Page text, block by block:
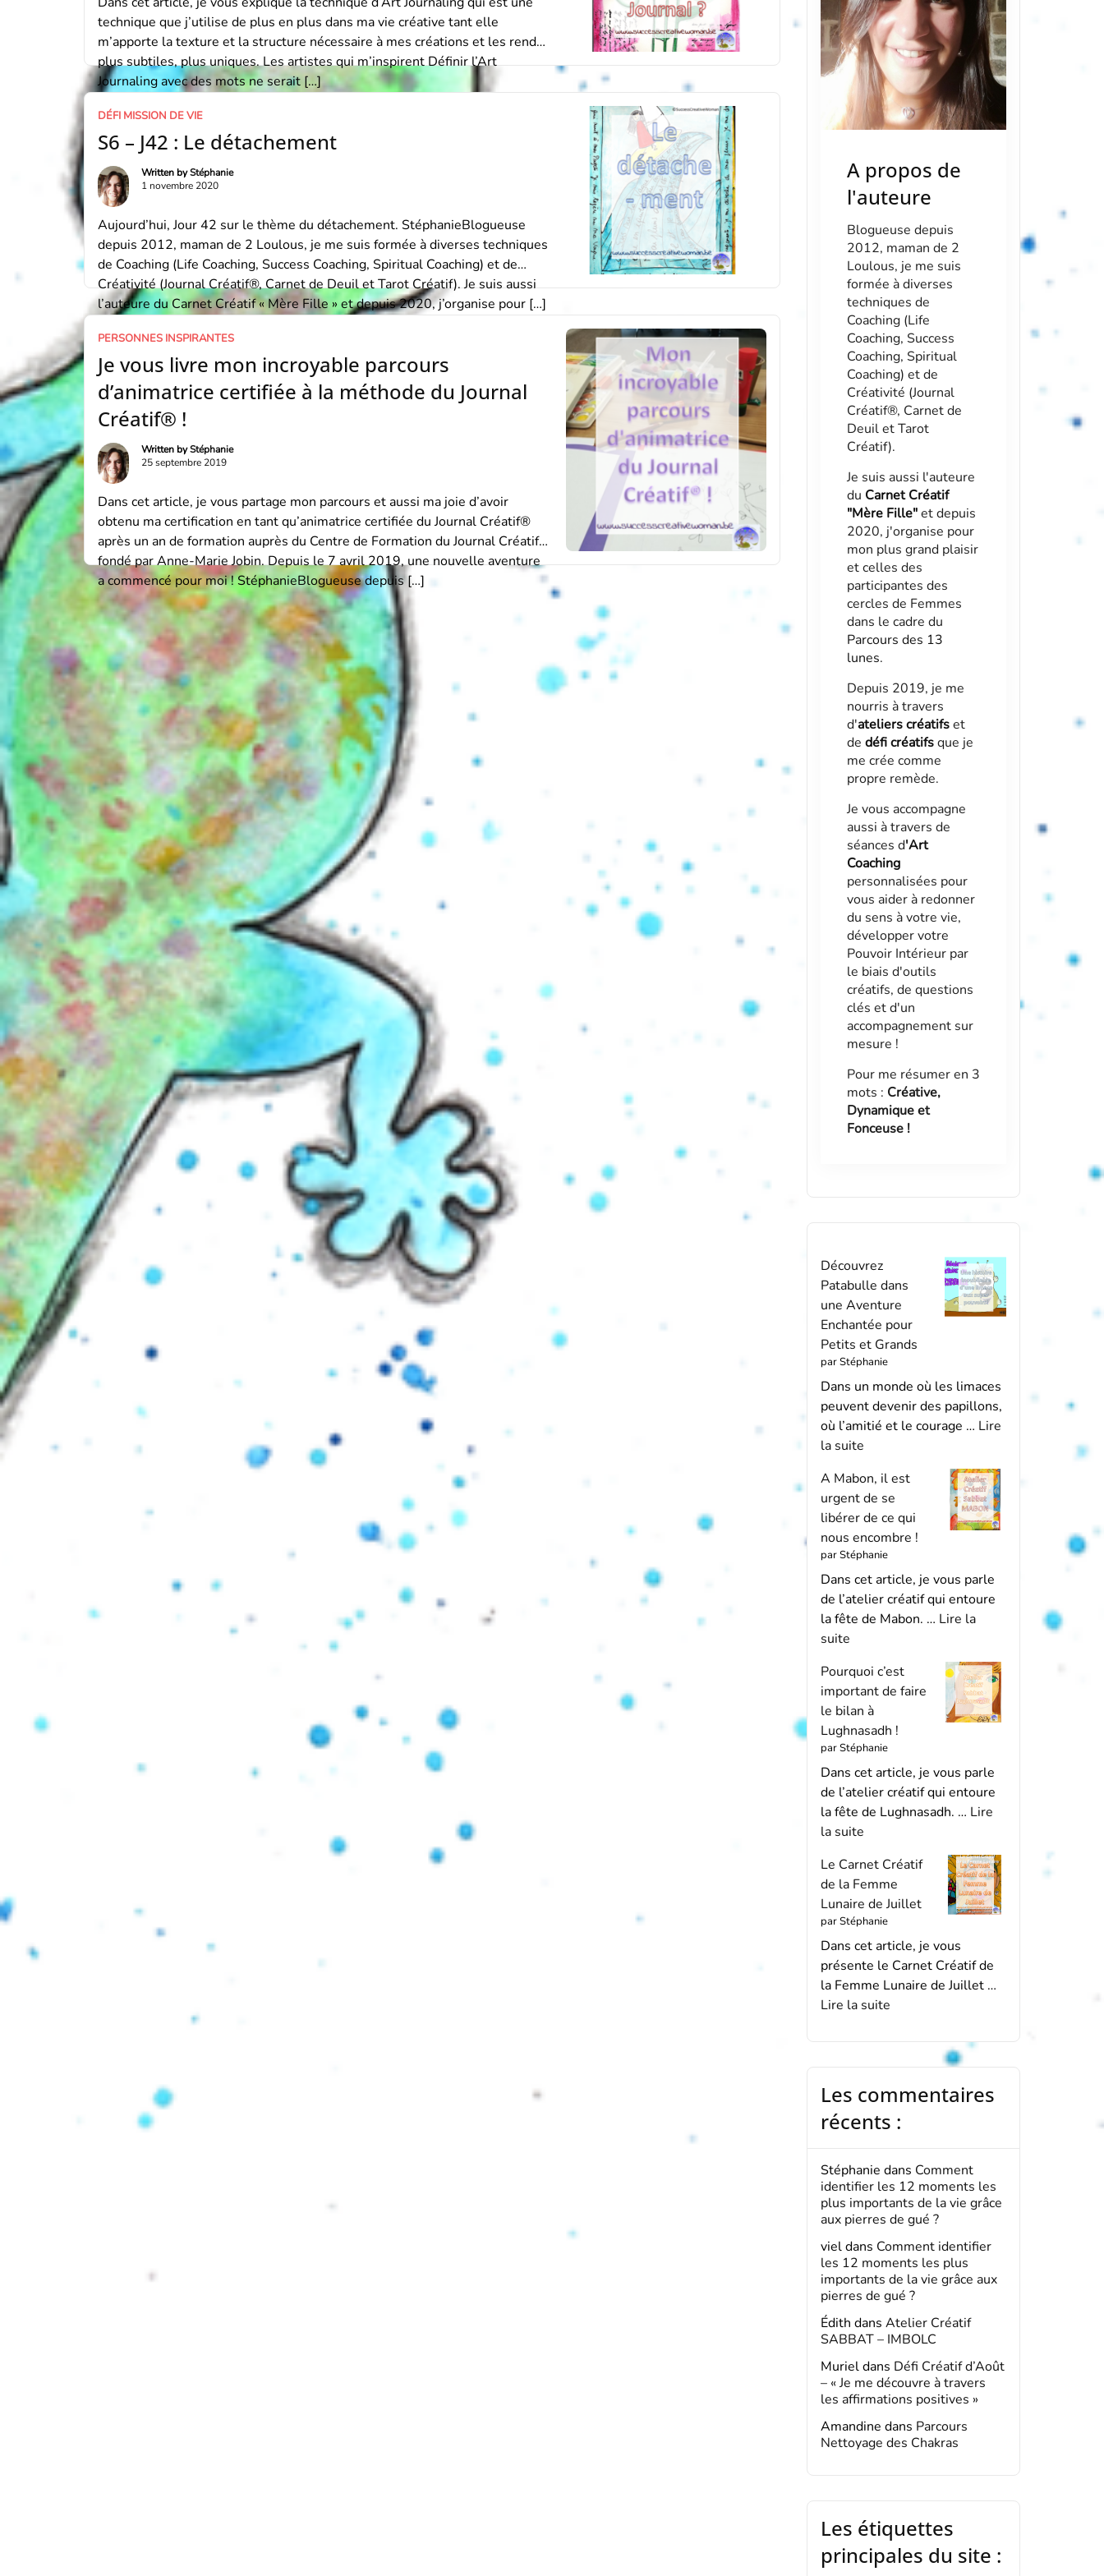
technique que j’utilise de plus en plus dans ma vie créative tant elle
m’apporte la texture et la structure nécessaire à mes créations et les rend
plus subtiles, plus uniques. Les artistes qui m’inspirent Définir l’Art
Journaling avec des mots ne serait […]
DÉFI MISSION DE VIE
S6 – J42 : Le détachement
Written byStéphanie
1 novembre 2020
Aujourd’hui, Jour 42 sur le thème du détachement. StéphanieBlogueuse
depuis 2012, maman de 2 Loulous, je me suis formée à diverses techniques
de Coaching (Life Coaching, Success Coaching, Spiritual Coaching) et de
Créativité (Journal Créatif®, Carnet de Deuil et Tarot Créatif). Je suis aussi
l’auteure du Carnet Créatif « Mère Fille » et depuis 2020, j’organise pour […]
PERSONNES INSPIRANTES
Je vous livre mon incroyable parcours
d’animatrice certifiée à la méthode du Journal
Créatif® !
Written byStéphanie
25 septembre 2019
Dans cet article, je vous partage mon parcours et aussi ma joie d’avoir
obtenu ma certification en tant qu’animatrice certifiée du Journal Créatif®
après un an de formation auprès du Centre de Formation du Journal Créatif
fondé par Anne-Marie Jobin. Depuis le 7 avril 2019, une nouvelle aventure
a commencé pour moi ! StéphanieBlogueuse depuis […]
A propos de
l'auteure
Blogueuse depuis
2012, maman de 2
Loulous, je me suis
formée à diverses
techniques de
Coaching (Life
Coaching, Success
Coaching, Spiritual
Coaching) et de
Créativité (Journal
Créatif®, Carnet de
Deuil et Tarot
Créatif).
Je suis aussi l'auteure
du Carnet Créatif
"Mère Fille"et depuis
2020, j'organise pour
mon plus grand plaisir
et celles des
participantes des
cercles de Femmes
dans le cadre du
Parcours des 13
lunes.
Depuis 2019, je me
nourris à travers
d'ateliers créatifset
de défi créatifsque je
me crée comme
propre remède.
Je vous accompagne
aussi à travers de
séances d'Art
Coaching
personnalisées pour
vous aider à redonner
du sens à votre vie,
développer votre
Pouvoir Intérieur par
le biais d'outils
créatifs, de questions
clés et d'un
accompagnement sur
mesure !
Pour me résumer en 3
mots : Créative,
Dynamique et
Fonceuse !
Découvrez
Patabulle dans
une Aventure
Enchantée pour
Petits et Grands
par Stéphanie
Dans un monde où les limaces
peuvent devenir des papillons,
où l’amitié et le courage … Lire
la suite
A Mabon, il est
urgent de se
libérer de ce qui
nous encombre !
par Stéphanie
Dans cet article, je vous parle
de l’atelier créatif qui entoure
la fête de Mabon. … Lire la
suite
Pourquoi c’est
important de faire
le bilan à
Lughnasadh !
par Stéphanie
Dans cet article, je vous parle
de l’atelier créatif qui entoure
la fête de Lughnasadh. … Lire
la suite
Le Carnet Créatif
de la Femme
Lunaire de Juillet
par Stéphanie
Dans cet article, je vous
présente le Carnet Créatif de
la Femme Lunaire de Juillet …
Lire la suite
Les commentaires
récents :
Stéphanie dans Comment
identifier les 12 moments les
plus importants de la vie grâce
aux pierres de gué ?
vieldans Comment identifier
les 12 moments les plus
importants de la vie grâce aux
pierres de gué ?
Édith dans Atelier Créatif
SABBAT – IMBOLC
Murieldans Défi Créatif d’Août
– « Je me découvre à travers
les affirmations positives »
Amandine dans Parcours
Nettoyage des Chakras
Les étiquettes
principales du site :